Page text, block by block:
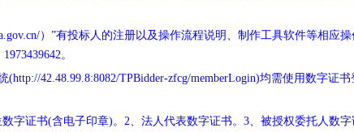
）”有投标人的注册以及操作流程说明、制作工具软件等相应
1973439642。
42.48.99.8:8082/TPBidder-zfcg/memberLogin)均需使用数字证
字证书(含电子印章)。2、法人代表数字证书。3、被授权委托人数